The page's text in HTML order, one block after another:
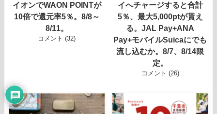
イオンでWAON POINTが
10倍で還元率5％。8/8～
8/11。
コメント (32)
イへチャージすると合計
5％、最大5,000ptが貰え
る。JAL Pay+ANA
Pay+モバイルSuicaにでも
流し込むか。8/7、8/14限
定。
コメント (26)